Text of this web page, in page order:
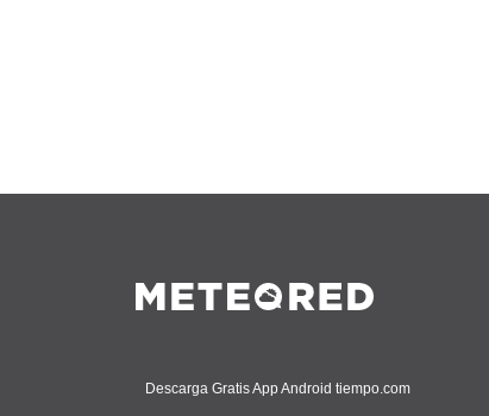
Descarga Gratis App Android tiempo.com